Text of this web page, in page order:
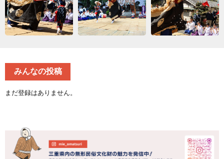
みんなの投稿
まだ登録はありません。